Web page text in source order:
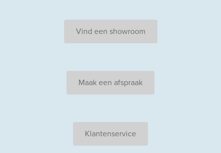
Vind een showroom
Maak een afspraak
Klantenservice